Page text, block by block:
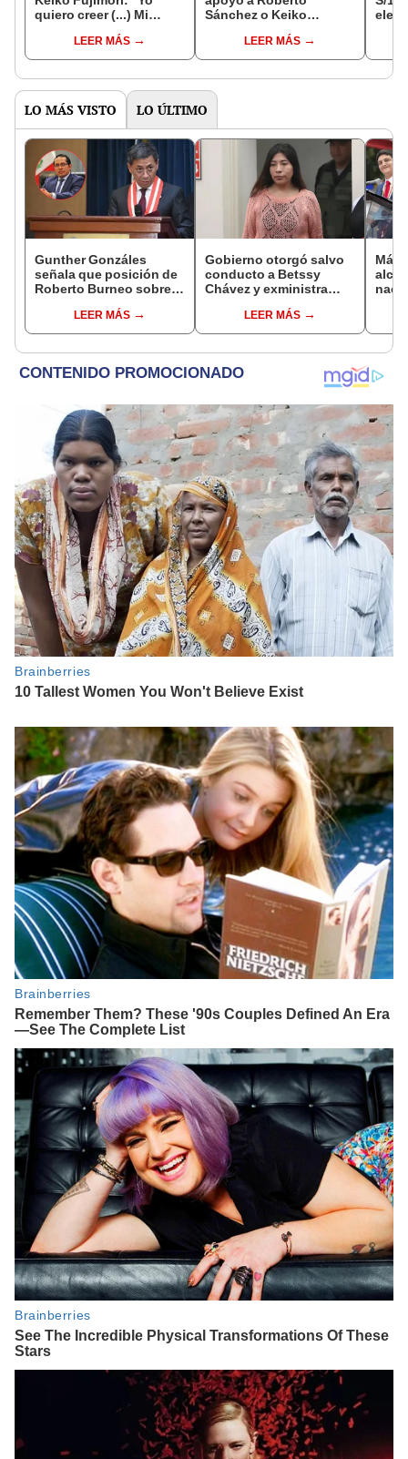
quiero creer (...) Mi
mucho"LEER MÁS
Sánchez o Keiko
tenemos la opción de
viciar el voto"
LEER MÁS
LO MÁS VISTO LO ÚLTIMO
Gunther Gonzáles
señala que posición de
Roberto Burneo sobre
Aliaga no representan al
JNE
LEER MÁS
Gobierno otorgó salvo
conducto a Betssy
Chávez y exministra
madrugadaLEER MÁS
Más